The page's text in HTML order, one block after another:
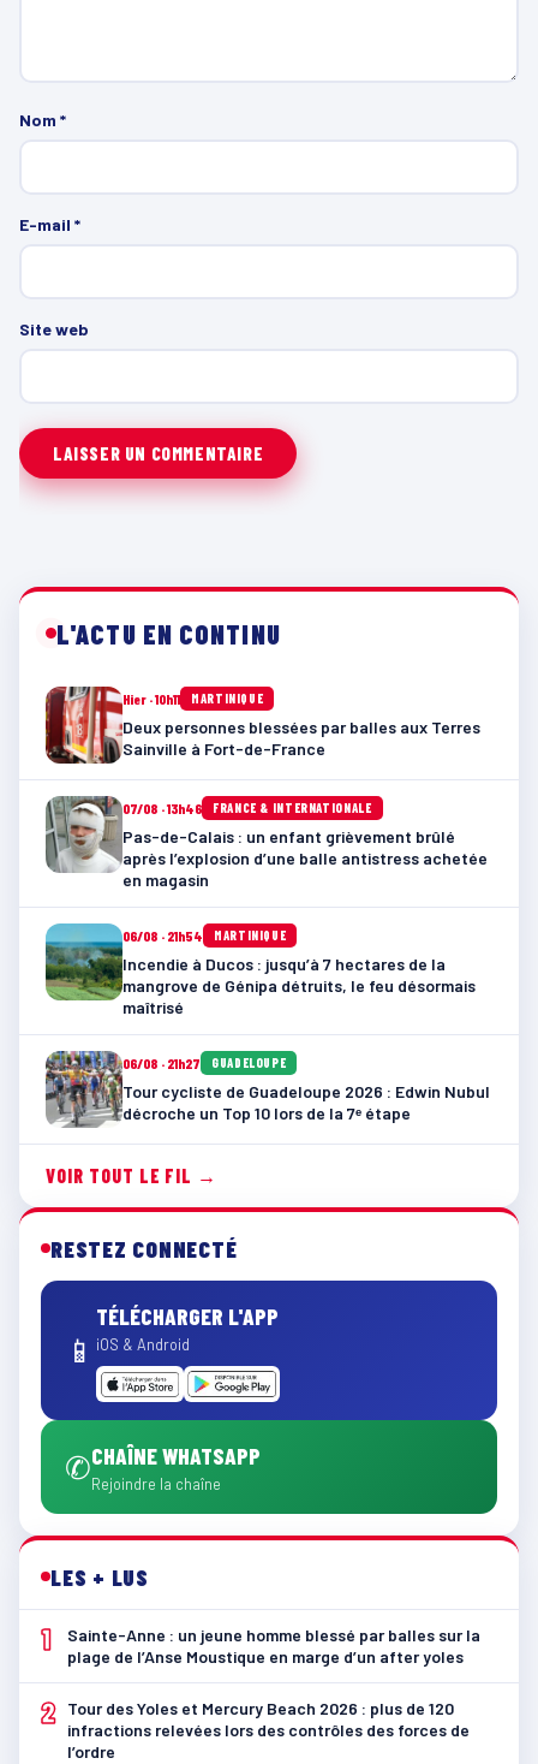
Nom *
E-mail *
Site web
L'ACTU EN CONTINU
Hier · 10h11 MARTINIQUE
Deux personnes blessées par balles aux Terres
Sainville à Fort-de-France
07/08 · 13h46 FRANCE & INTERNATIONALE
Pas-de-Calais : un enfant grièvement brûlé
après l’explosion d’une balle antistress achetée
en magasin
06/08 · 21h54 MARTINIQUE
Incendie à Ducos : jusqu’à 7 hectares de la
mangrove de Génipa détruits, le feu désormais
maîtrisé
06/08 · 21h27 GUADELOUPE
Tour cycliste de Guadeloupe 2026 : Edwin Nubul
décroche un Top 10 lors de la 7ᵉ étape
VOIR TOUT LE FIL →
RESTEZ CONNECTÉ
📱
TÉLÉCHARGER L'APP
iOS & Android
✆CHAÎNE WHATSAPP
Rejoindre la chaîne
LES + LUS
1
Sainte-Anne : un jeune homme blessé par balles sur la
plage de l’Anse Moustique en marge d’un after yoles
2
Tour des Yoles et Mercury Beach 2026 : plus de 120
infractions relevées lors des contrôles des forces de
l’ordre